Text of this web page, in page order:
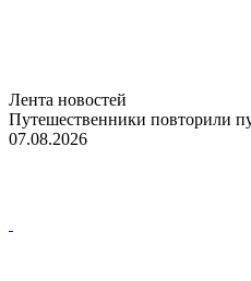
Лента новостей
Путешественники повторили
07.08.2026